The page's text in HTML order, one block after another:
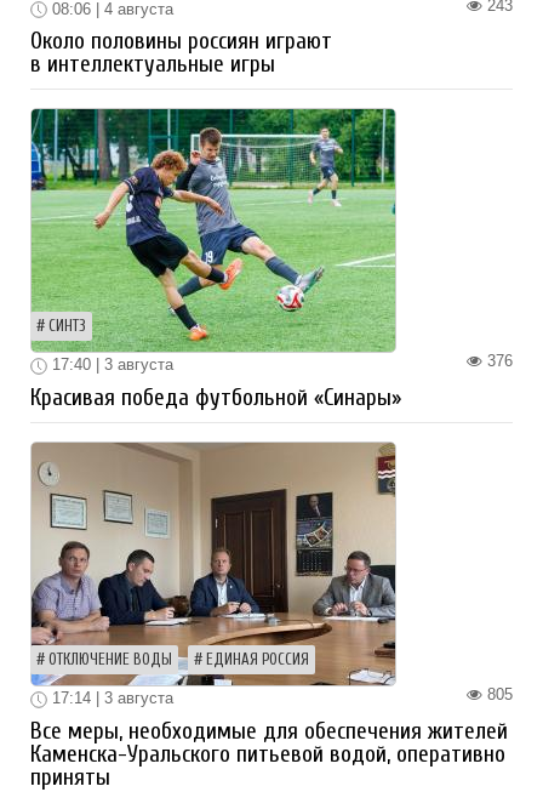
243
08:06 | 4 августа
Около половины россиян играют
в интеллектуальные игры
СИНТЗ
376
17:40 | 3 августа
Красивая победа футбольной «Синары»
ОТКЛЮЧЕНИЕ ВОДЫ ЕДИНАЯ РОССИЯ
805
17:14 | 3 августа
Все меры, необходимые для обеспечения жителей
Каменска-Уральского питьевой водой, оперативно
приняты